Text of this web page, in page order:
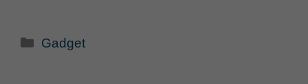
Categorie
Gadget